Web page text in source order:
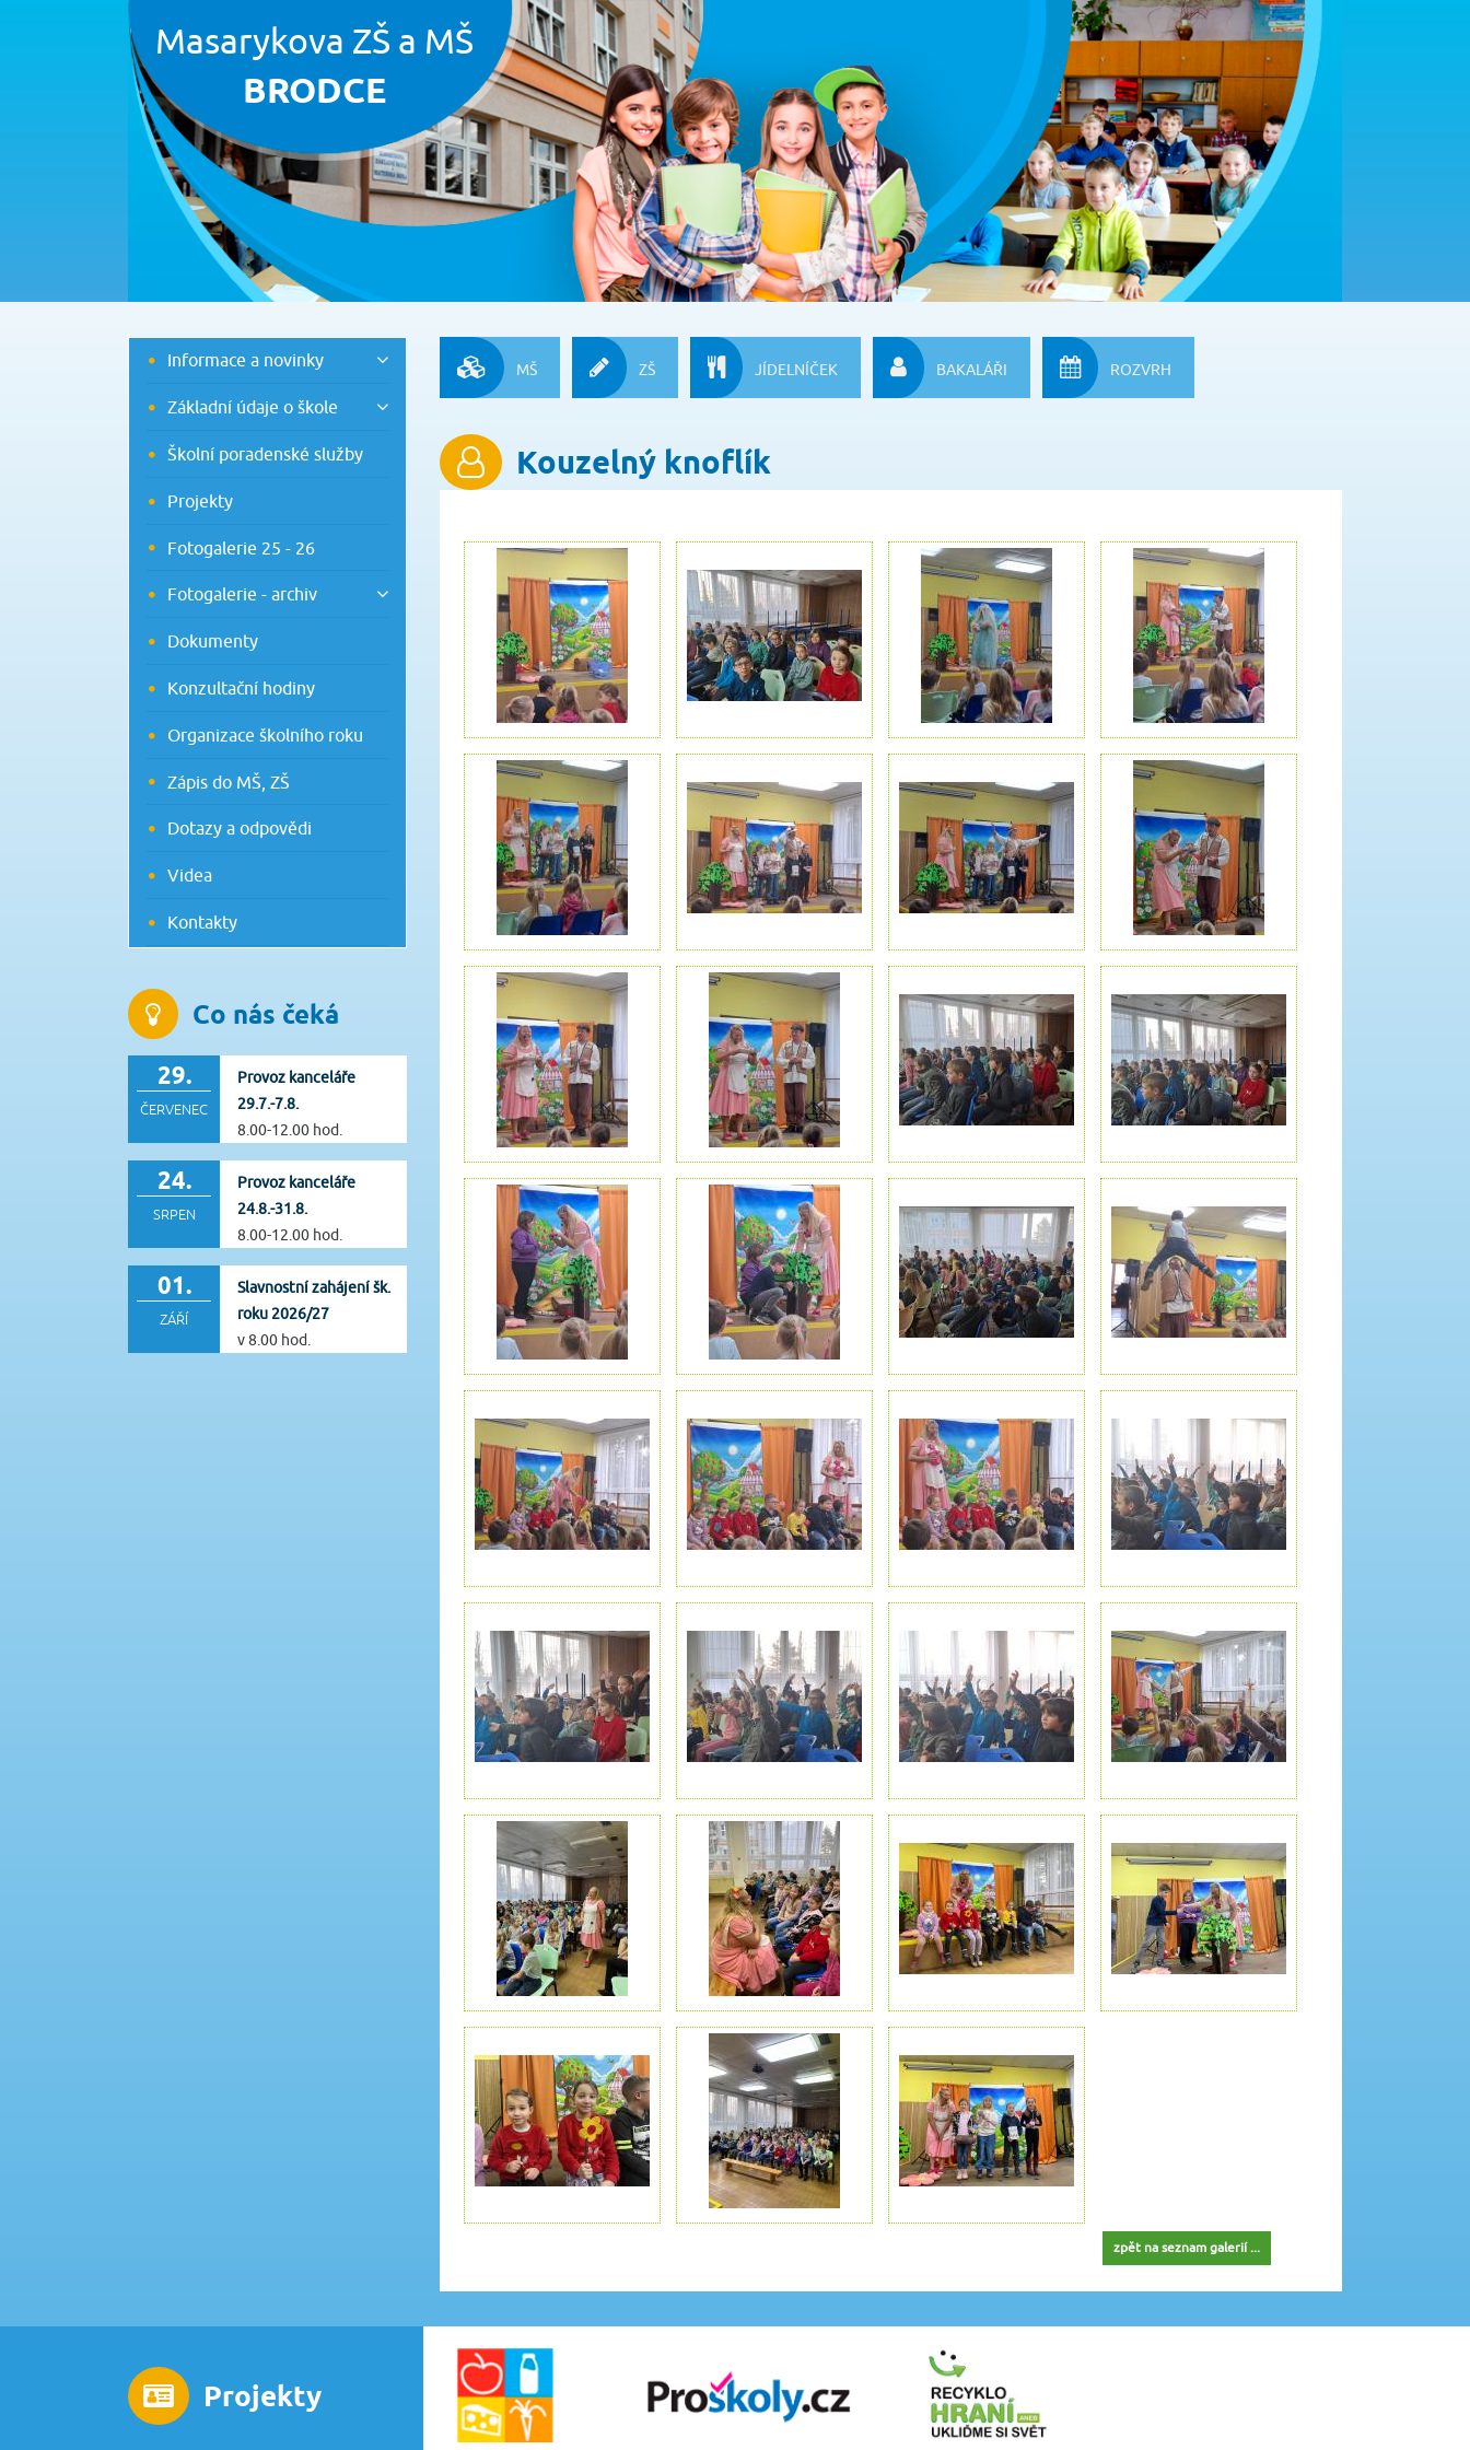
Masarykova ZŠ a MŠ
BRODCE
Informace a novinky
Základní údaje o škole
Školní poradenské služby
Projekty
Fotogalerie 25 - 26
Fotogalerie - archiv
Dokumenty
Konzultační hodiny
Organizace školního roku
Zápis do MŠ, ZŠ
Dotazy a odpovědi
Videa
Kontakty
Co nás čeká
29.
ČERVENEC
Provoz kanceláře
29.7.-7.8.
8.00-12.00 hod.
24.
SRPEN
Provoz kanceláře
24.8.-31.8.
8.00-12.00 hod.
01.
ZÁŘÍ
Slavnostní zahájení šk.
roku 2026/27
v 8.00 hod.
MŠ ZŠ JÍDELNÍČEK BAKALÁŘI ROZVRH
Kouzelný knoflík
zpět na seznam galerií ...
Projekty